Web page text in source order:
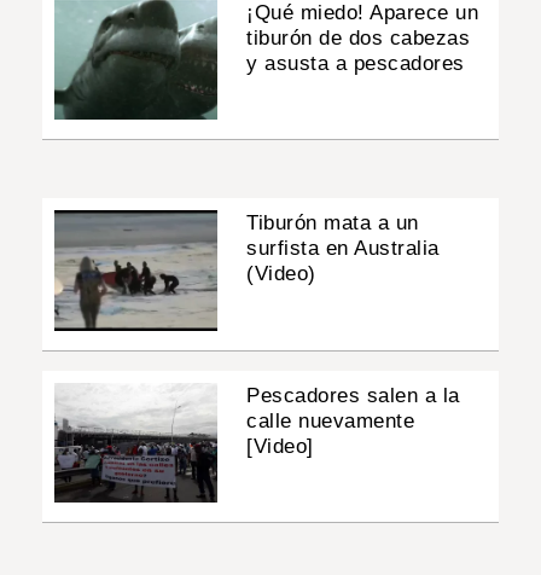
¡Qué miedo! Aparece un
tiburón de dos cabezas
y asusta a pescadores
Tiburón mata a un
surfista en Australia
(Video)
Pescadores salen a la
calle nuevamente
[Video]